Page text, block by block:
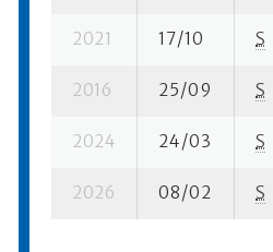
2021 17/10 S
2016 25/09 S
2024 24/03 S
2026 08/02 S